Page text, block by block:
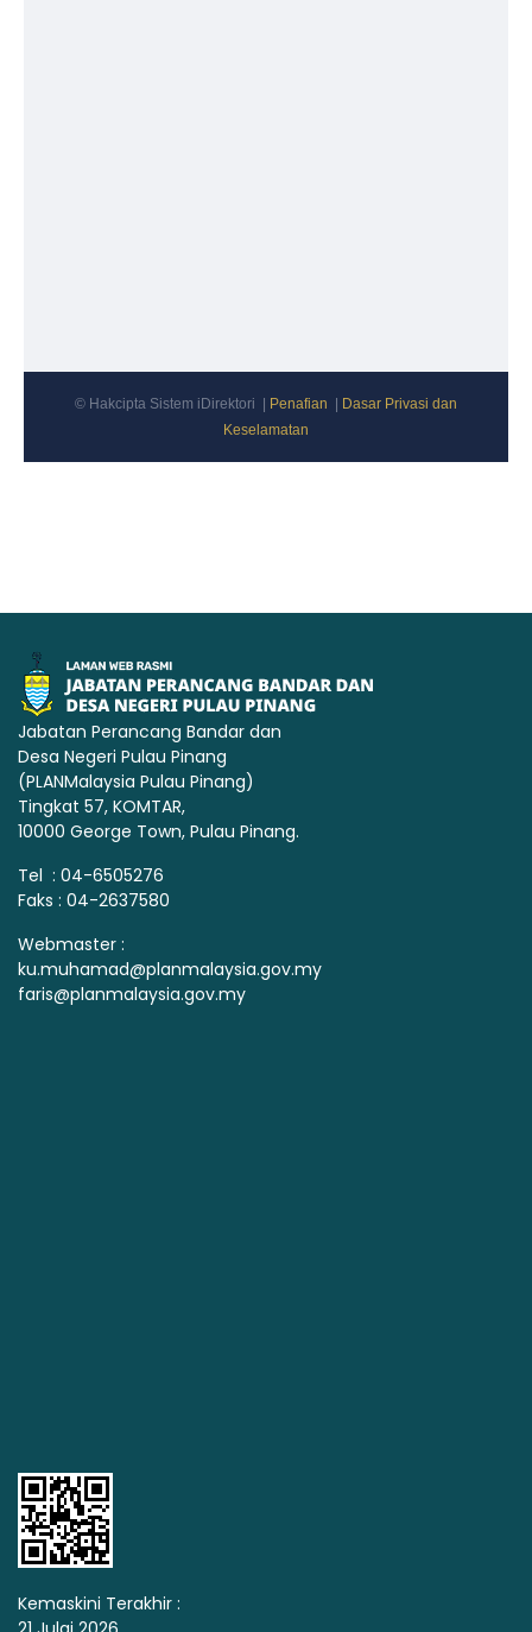
Jabatan Perancang Bandar dan
Desa Negeri Pulau Pinang
(PLANMalaysia Pulau Pinang)
Tingkat 57, KOMTAR,
10000 George Town, Pulau Pinang.
Tel : 04-6505276
Faks : 04-2637580
Webmaster :
ku.muhamad@planmalaysia.gov.my
faris@planmalaysia.gov.my
Kemaskini Terakhir :